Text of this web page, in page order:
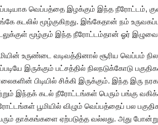
வெப்பத்தை இழக்கும் இந்த நீரோட்டம்,
கடலில் மூழ்குகிறது. இங்கேதான் நம்
மூழ்கும் இந்த நீரோட்டம்தான் ஓர்
உருண்டை வடிவத்தினால் சூரிய வெப்பம்
இருக்கும் பட்சத்தில் நிலநடுக்கோடு
பிடியில் சிக்கி இருக்கும். இந்த இரு
இந்தக் கடல் நீரோட்டங்கள் பெரும் பங்கு
பூமியில் விழும் வெப்பத்தைப் பல
தாக்கங்களை ஏற்படுத்த வல்லது. அது போன்று